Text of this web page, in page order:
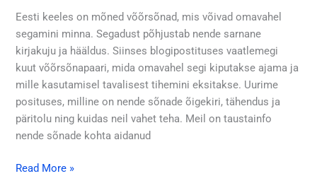
Eesti keeles on mõned võõrsõnad, mis võivad omavahel
segamini minna. Segadust põhjustab nende sarnane
kirjakuju ja hääldus. Siinses blogipostituses vaatlemegi
kuut võõrsõnapaari, mida omavahel segi kiputakse ajama ja
mille kasutamisel tavalisest tihemini eksitakse. Uurime
posituses, milline on nende sõnade õigekiri, tähendus ja
päritolu ning kuidas neil vahet teha. Meil on taustainfo
nende sõnade kohta aidanud
Read More »